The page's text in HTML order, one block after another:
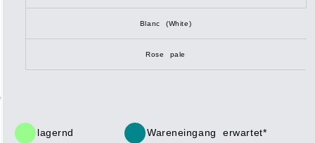
Blanc (White)
Rose pale
lagernd
Wareneingang erwartet*